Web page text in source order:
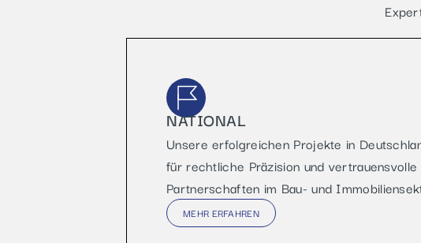
NATIONAL
Unsere erfolgreichen Projekte in
für rechtliche Präzision und vertrauensvolle
Partnerschaften im Bau- und
MEHR ERFAHREN